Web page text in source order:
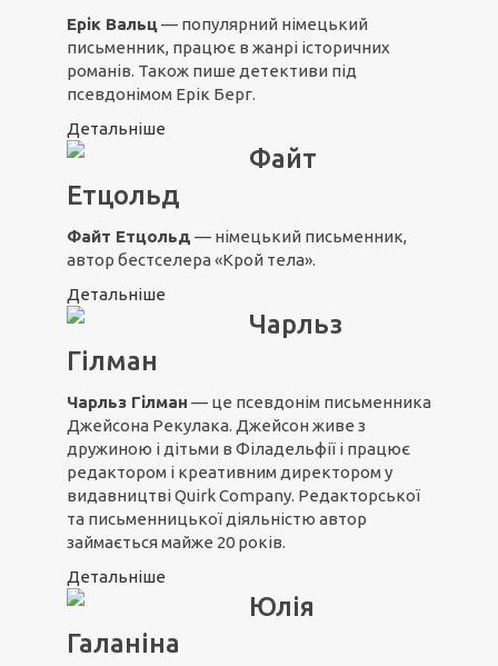
Ерік Вальц— популярний німецький
письменник, працює в жанрі історичних
романів. Також пише детективи під
псевдонімом Ерік Берг.
Детальніше
Файт
Етцольд
Файт Етцольд — німецький письменник,
автор бестселера «Крой тела».
Детальніше
Чарльз
Гілман
Чарльз Гілман — це псевдонім письменника
Джейсона Рекулака. Джейсон живе з
дружиною і дітьми в Філадельфії і працює
редактором і креативним директором у
видавництві Quirk Company. Редакторської
та письменницької діяльністю автор
займається майже 20 років.
Детальніше
Юлія
Галаніна